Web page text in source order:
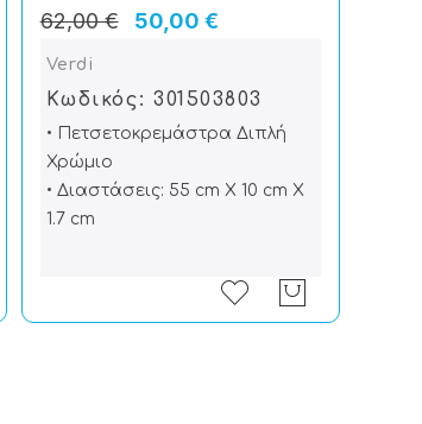
50,00 €
62,00 €
Verdi
Κωδικός: 301503803
• Πετσετοκρεμάστρα Διπλή
Χρώμιο
• Διαστάσεις: 55 cm X 10 cm X
1.7 cm